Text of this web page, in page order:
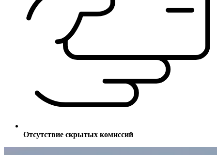
Отсутствие скрытых комиссий